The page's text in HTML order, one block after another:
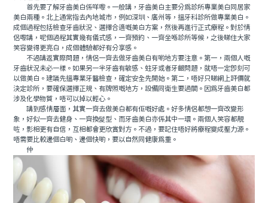
首先要了解牙齒美白係咩嚟。一般講，牙齒美白主要分為診所專業美白同居家
美白兩種。北上通常指去內地城市，例如深圳、廣州等，搵牙科診所做專業美白。
成個過程包括檢查牙齒狀況、選擇合適嘅美白方案，然後再進行正式療程。對於情
侶嚟講，呢個過程其實幾有儀式感，一齊預約、一齊坐喺診所等候，之後睇住大家
笑容變得更亮白，成個體驗都好有分享感。
不過講返實際問題，情侶一齊去做牙齒美白有啲地方要注意。第一，兩個人嘅
牙齒狀況未必一樣。如果另一半牙齒有敏感、蛀牙或者牙齦問題，就唔一定即刻可
以做美白。建議先搵專業牙醫檢查，確定安全先開始。第二，唔好只睇網上評價就
決定診所，要確保選擇正規、有牌照嘅地方，設備同衛生要過關。因為牙齒美白都
涉及化學物質，唔可以掉以輕心。
講到感情層面，其實一齊去做美白都有佢嘅好處。好多情侶都想一齊改變形
象，好似一齊去健身、一齊換髮型、而牙齒美白亦係其中一環。兩個人笑容都靚
咗，影相更有自信，互相都會更欣賞對方。不過，要記住唔好將療程變成壓力源。
唔需要比較邊個白啲、邊個快啲，要以自然同健康為重。
仲